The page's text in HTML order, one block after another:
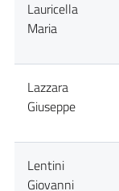
Lauricella
Maria
Lazzara
Giuseppe
Lentini
Giovanni